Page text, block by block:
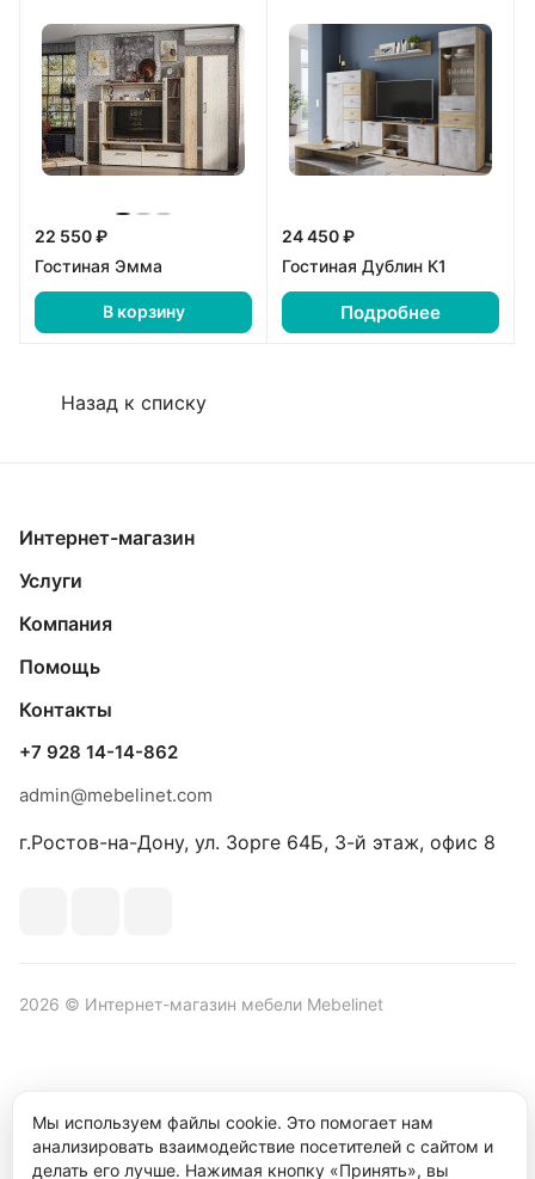
22 550 ₽
Гостиная Эмма
В корзину
24 450 ₽
Гостиная Дублин К1
Подробнее
Назад к списку
Интернет-магазин
Услуги
Компания
Помощь
Контакты
+7 928 14-14-862
admin@mebelinet.com
г.Ростов-на-Дону, ул. Зорге 64Б, 3-й этаж, офис 8
2026 © Интернет-магазин мебели Mebelinet
Политика обработки персональных данных
конфиденциальности
Продвижение сайта студияРекламный контент
Мы используем файлы cookie. Это помогает нам
анализировать взаимодействие посетителей с сайтом и
делать его лучше. Нажимая кнопку «Принять», вы